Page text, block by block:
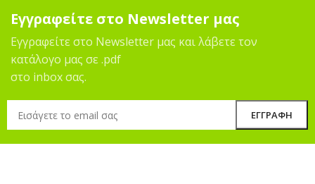
Εγγραφείτε στο Newsletter μας
Εγγραφείτε στο Newsletter μας και λάβετε τον
κατάλογο μας σε .pdf
στο inbox σας.